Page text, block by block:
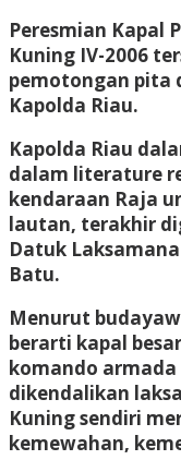
Peresmian Kapal
Kuning IV-2006
pemotongan pita
Kapolda Riau.
Kapolda Riau
dalam literature
kendaraan Raja
lautan, terakhir
Datuk
Batu.
Menurut
berarti kapal
komando
dikendalikan
Kuning sendiri
kemewahan,